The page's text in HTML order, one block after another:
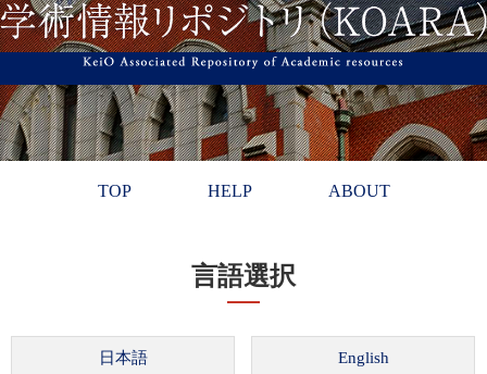
TOP HELP ABOUT
言語選択